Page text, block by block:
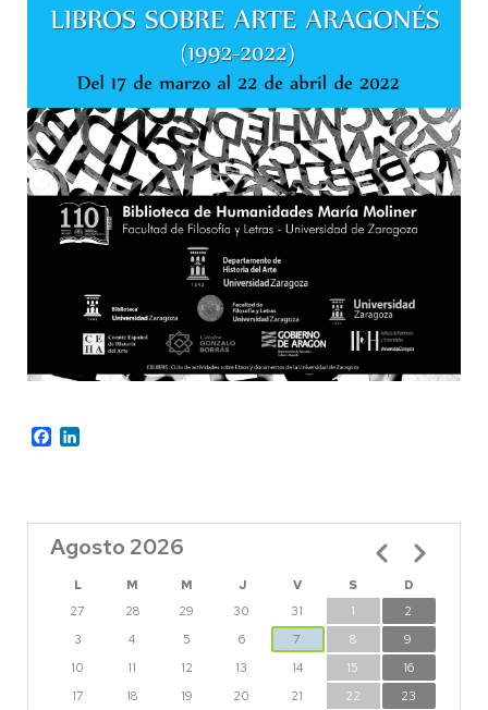
Facebook
Agosto 2026
L M M J V S
D
27
28 29 30 31 1
2
3
4 5 6 7 8
9
10
11 12 13 14 15
16
17
18 19 20 21 22
23
Paginación